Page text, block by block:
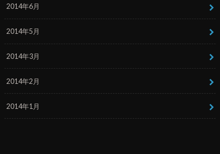
2014年6月
2014年5月
2014年3月
2014年2月
2014年1月